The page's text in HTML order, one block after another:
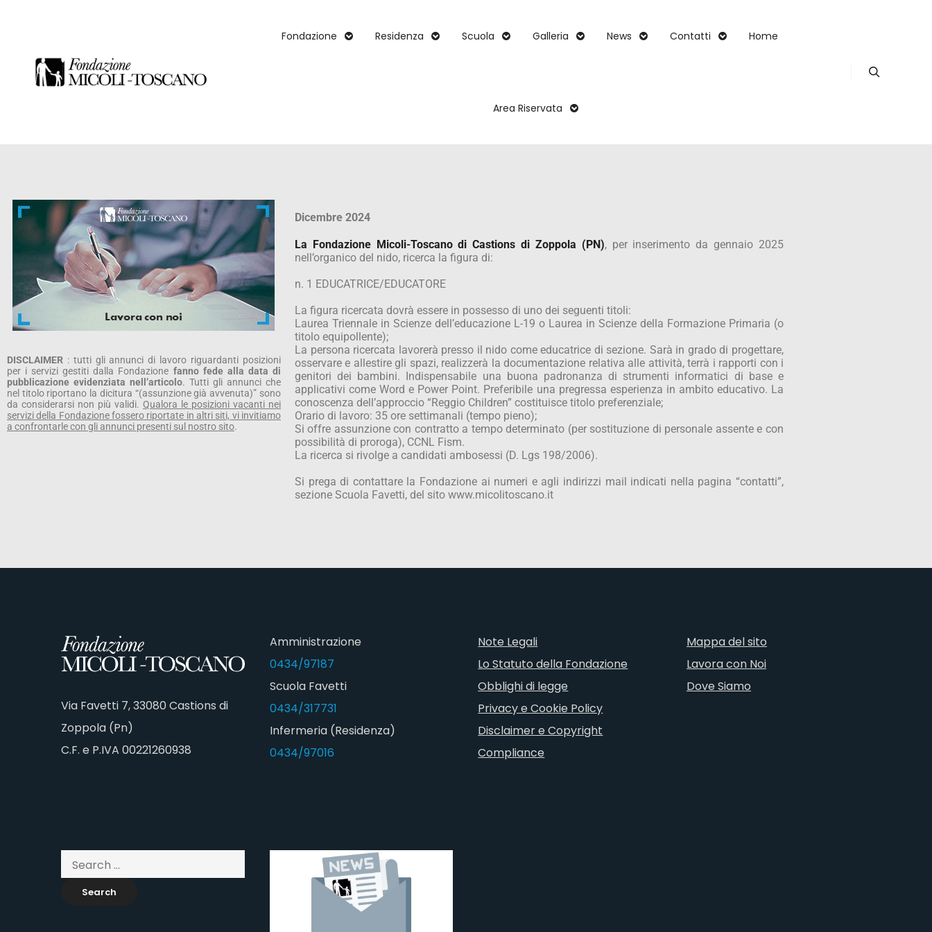
Fondazione Residenza Scuola Galleria News Contatti Home
Area Riservata
DISCLAIMER : tutti gli annunci di lavoro riguardanti posizioni
per i servizi gestiti dalla Fondazione fanno fede alla data di
pubblicazione evidenziata nell’articolo. Tutti gli annunci che
nel titolo riportano la dicitura “(assunzione già avvenuta)” sono
da considerarsi non più validi. Qualora le posizioni vacanti nei
servizi della Fondazione fossero riportate in altri siti, vi invitiamo
a confrontarle con gli annunci presenti sul nostro sito.
Dicembre 2024
La Fondazione Micoli-Toscano di Castions di Zoppola (PN), per inserimento da gennaio 2025
nell’organico del nido, ricerca la figura di:
n. 1 EDUCATRICE/EDUCATORE
La figura ricercata dovrà essere in possesso di uno dei seguenti titoli:
Laurea Triennale in Scienze dell’educazione L-19 o Laurea in Scienze della Formazione Primaria (o
titolo equipollente);
La persona ricercata lavorerà presso il nido come educatrice di sezione. Sarà in grado di progettare,
osservare e allestire gli spazi, realizzerà la documentazione relativa alle attività, terrà i rapporti con i
genitori dei bambini. Indispensabile una buona padronanza di strumenti informatici di base e
applicativi come Word e Power Point. Preferibile una pregressa esperienza in ambito educativo. La
conoscenza dell’approccio “Reggio Children” costituisce titolo preferenziale;
Orario di lavoro: 35 ore settimanali (tempo pieno);
Si offre assunzione con contratto a tempo determinato (per sostituzione di personale assente e con
possibilità di proroga), CCNL Fism.
La ricerca si rivolge a candidati ambosessi (D. Lgs 198/2006).
Si prega di contattare la Fondazione ai numeri e agli indirizzi mail indicati nella pagina “contatti”,
sezione Scuola Favetti, del sito www.micolitoscano.it
Via Favetti 7, 33080 Castions di
Zoppola (Pn)
C.F. e P.IVA 00221260938
Amministrazione
0434/97187
Scuola Favetti
0434/317731
Infermeria (Residenza)
0434/97016
Note Legali
Lo Statuto della Fondazione
Obblighi di legge
Privacy e Cookie Policy
Disclaimer e Copyright
Compliance
Mappa del sito
Lavora con Noi
Dove Siamo